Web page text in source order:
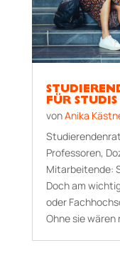
FÜR STUDIS
vonAnika
Professoren,
Mitarbeitende:
Doch am
oder
Ohne sie wären